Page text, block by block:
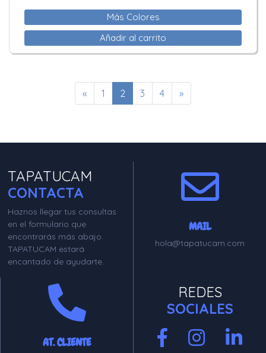
Más Colores
Añadir al carrito
« 1 2 3 4 »
TAPATUCAM
CONTACTA
Haznos llegar tus consultas
en el formulario que
encontrarás más abajo.
TAPATUCAM estará
encantado de ayudarte.
MAIL
hola@tapatucam.com
AT. CLIENTE
REDES
SOCIALES